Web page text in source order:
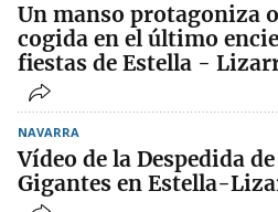
Un manso protagoniza
cogida en el último
fiestas de Estella -
NAVARRA
Vídeo de la Despedida
Gigantes en Estella-